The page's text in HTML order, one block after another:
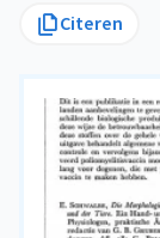
Citeren